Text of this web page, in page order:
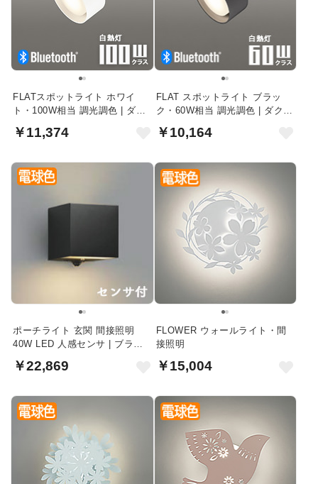
FLATスポットライト ホワイ
ト・100W相当 調光調色 | ダク
￥11,374
FLAT スポットライト ブラッ
ク・60W相当 調光調色 | ダクト
￥10,164
ポーチライト 玄関 間接照明
40W LED 人感センサ | ブラッ
￥22,869
FLOWER ウォールライト・間
接照明
￥15,004